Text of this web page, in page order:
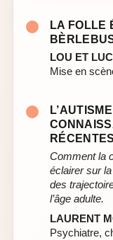
LA FOLLE
LOU ET
Mise en
RÉCENTES
Comment la
éclairer sur
des
l’âge adulte.
LAURENT
Psychiatre,